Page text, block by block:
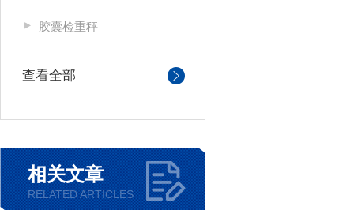
胶囊检重秤
查看全部
相关文章
RELATED ARTICLES